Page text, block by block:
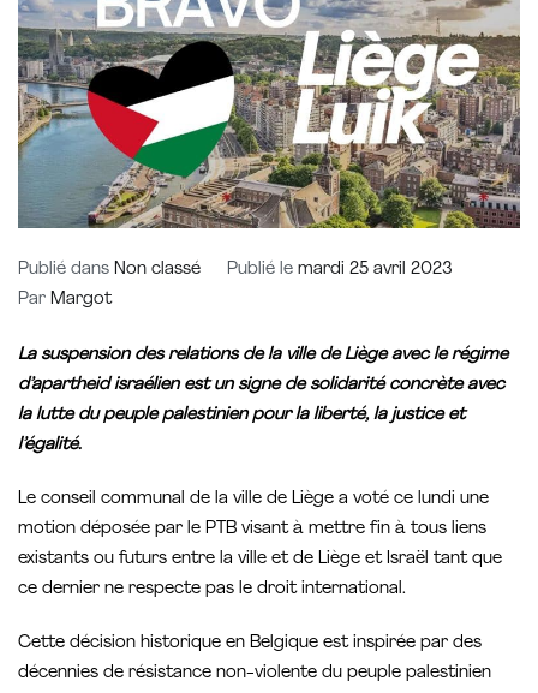
Publié dans Non classé Publié le mardi 25 avril 2023
Par Margot
La suspension des relations de la ville de Liège avec le régime
d’apartheid israélien est un signe de solidarité concrète avec
la lutte du peuple palestinien pour la liberté, la justice et
l’égalité.
Le conseil communal de la ville de Liège a voté ce lundi une
motion déposée par le PTB visant à mettre fin à tous liens
existants ou futurs entre la ville et de Liège et Israël tant que
ce dernier ne respecte pas le droit international.
Cette décision historique en Belgique est inspirée par des
décennies de résistance non-violente du peuple palestinien